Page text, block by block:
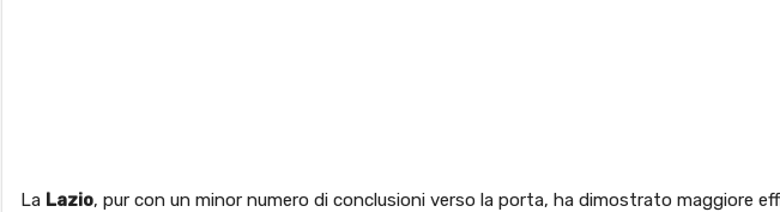
La Lazio, pur con un minor numero di conclusioni verso la porta, ha dimostrato maggiore